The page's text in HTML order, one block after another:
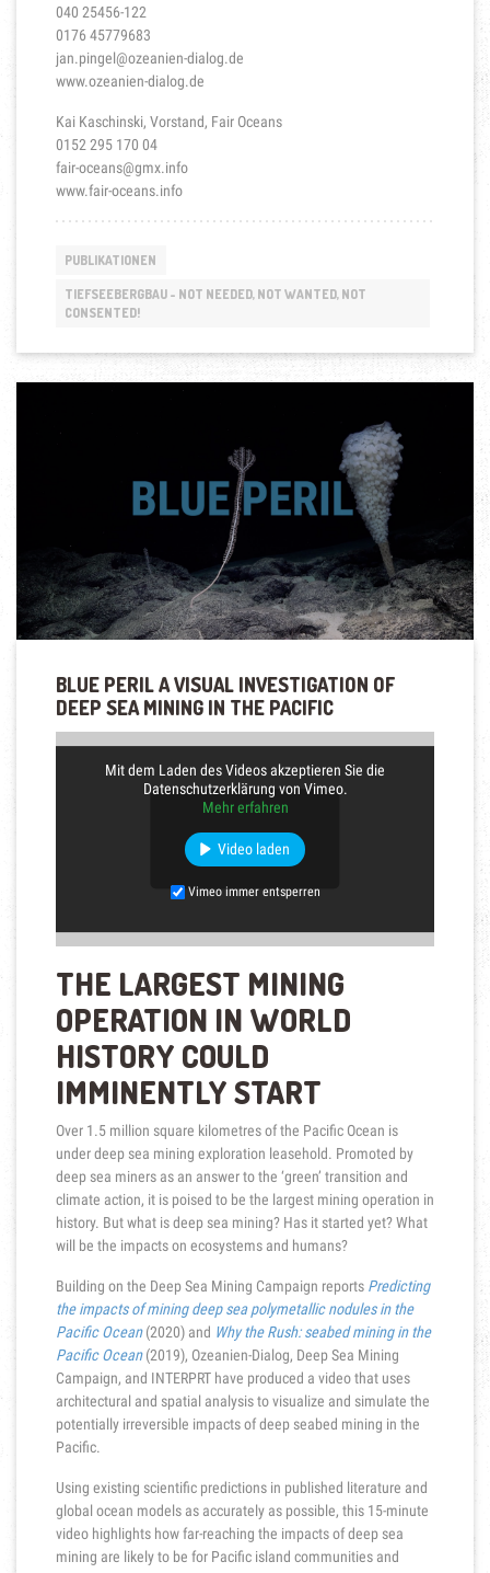
040 25456-122
0176 45779683
jan.pingel@ozeanien-dialog.de
www.ozeanien-dialog.de
Kai Kaschinski, Vorstand, Fair Oceans
0152 295 170 04
fair-oceans@gmx.info
www.fair-oceans.info
PUBLIKATIONEN
TIEFSEEBERGBAU - NOT NEEDED, NOT WANTED, NOT
CONSENTED!
BLUE PERIL A VISUAL INVESTIGATION OF
DEEP SEA MINING IN THE PACIFIC
Mit dem Laden des Videos akzeptieren Sie die
Datenschutzerklärung von Vimeo.
Mehr erfahren
Video laden
Vimeo immer entsperren
THE LARGEST MINING
OPERATION IN WORLD
HISTORY COULD
IMMINENTLY START
Over 1.5 million square kilometres of the Pacific Ocean is
under deep sea mining exploration leasehold. Promoted by
deep sea miners as an answer to the ‘green’ transition and
climate action, it is poised to be the largest mining operation in
history. But what is deep sea mining? Has it started yet? What
will be the impacts on ecosystems and humans?
Building on the Deep Sea Mining Campaign reports Predicting
the impacts of mining deep sea polymetallic nodules in the
Pacific Ocean(2020) and Why the Rush: seabed mining in the
Pacific Ocean(2019), Ozeanien-Dialog, Deep Sea Mining
Campaign, and INTERPRT have produced a video that uses
architectural and spatial analysis to visualize and simulate the
potentially irreversible impacts of deep seabed mining in the
Pacific.
Using existing scientific predictions in published literature and
global ocean models as accurately as possible, this 15-minute
video highlights how far-reaching the impacts of deep sea
mining are likely to be for Pacific island communities and